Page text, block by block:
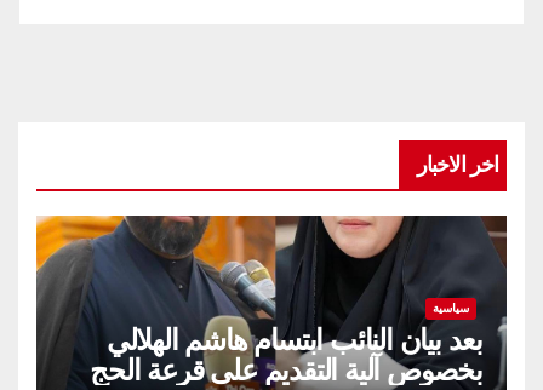
اخر الاخبار
سياسية
بعد بيان النائب ابتسام هاشم الهلالي
بخصوص آلية التقديم على قرعة الحج